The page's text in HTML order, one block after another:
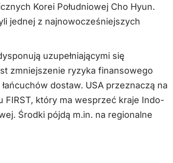
Korei Południowej Cho Hyun.
jednej z najnowocześniejszych
uzupełniającymi się
zmniejszenie ryzyka finansowego
dostaw. USA przeznaczą na
FIRST, który ma wesprzeć kraje Indo-
Środki pójdą m.in. na regionalne